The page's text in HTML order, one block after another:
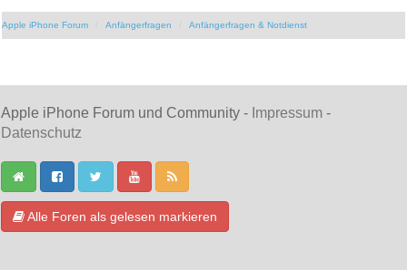
Apple iPhone Forum Anfängerfragen Anfängerfragen & Notdienst
Apple iPhone Forum und Community - Impressum -
Datenschutz
Alle Foren als gelesen markieren